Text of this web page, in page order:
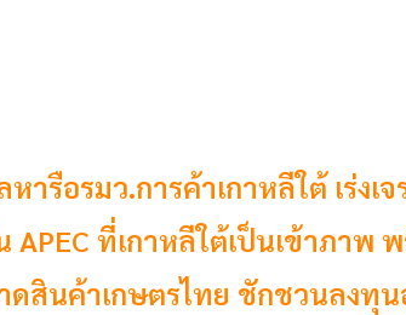
อรมว.การค้าเกาหลีใต้ เร่งเจ
ที่เกาหลีใต้เป็นเข้าภาพ
สินค้าเกษตรไทย ชักชวนลงทุน